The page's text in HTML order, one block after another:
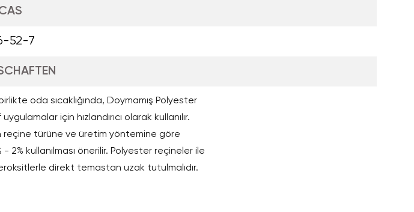
52-7
oda sıcaklığında, Doymamış Polyester
için hızlandırıcı olarak kullanılır.
reçine türüne ve üretim yöntemine göre
- 2% kullanılması önerilir. Polyester reçineler ile
direkt temastan uzak tutulmalıdır.